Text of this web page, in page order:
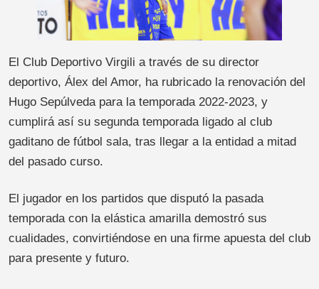
El Club Deportivo Virgili a través de su director
deportivo, Álex del Amor, ha rubricado la renovación del
Hugo Sepúlveda para la temporada 2022-2023, y
cumplirá así su segunda temporada ligado al club
gaditano de fútbol sala, tras llegar a la entidad a mitad
del pasado curso.
El jugador en los partidos que disputó la pasada
temporada con la elástica amarilla demostró sus
cualidades, convirtiéndose en una firme apuesta del club
para presente y futuro.